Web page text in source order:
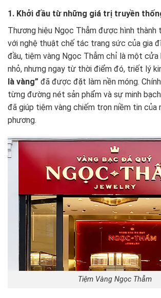
1. Khởi đầu từ những giá trị truyền
Thương hiệu Ngọc Thẫm được hình thành
với nghệ thuật chế tác trang sức của gia
đầu, tiệm vàng Ngọc Thẫm chỉ là một cửa
nhỏ, nhưng ngay từ thời điểm đó, triết lý
là vàng” đã được đặt làm nền móng.
từng đường nét sản phẩm và sự minh
đã giúp tiệm vàng chiếm trọn niềm tin của
phương.
Tiệm Vàng Ngọc Thẫm